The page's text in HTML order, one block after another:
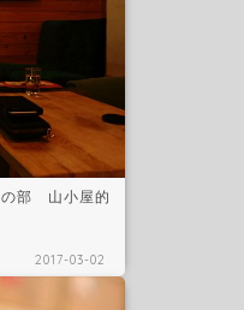
部 山小屋的
2017-03-02